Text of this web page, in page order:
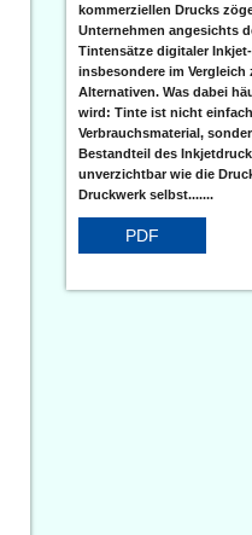
kommerziellen Drucks
Unternehmen angesichts
Tintensätze digitaler
insbesondere im Vergleich
Alternativen. Was dabei
wird: Tinte ist nicht
Verbrauchsmaterial,
Bestandteil des
unverzichtbar wie die
Druckwerk selbst.......
PDF